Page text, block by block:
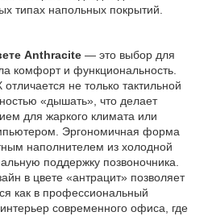
типах напольных покрытий.
Anthracite — это выбор для
комфорт и функциональность.
не только тактильной
«дышать», что делает
для жаркого климата или
Эргономичная форма
наполнителем из холодной
поддержку позвоночника.
в цвете «антрацит» позволяет
как в профессиональный
современного офиса, где